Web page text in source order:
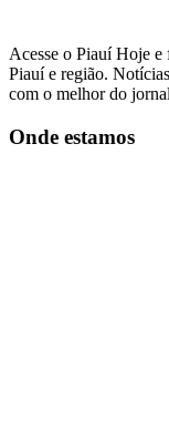
Acesse o Piauí Hoje e
Piauí e região.
com o melhor do
Onde estamos